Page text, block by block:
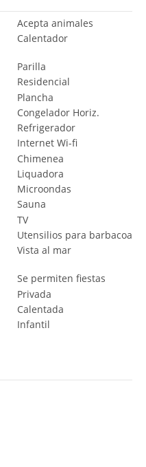
Acepta animales
Calentador
Parilla
Residencial
Plancha
Congelador Horiz.
Refrigerador
Internet Wi-fi
Chimenea
Liquadora
Microondas
Sauna
TV
Utensilios para barbacoa
Vista al mar
Se permiten fiestas
Privada
Calentada
Infantil